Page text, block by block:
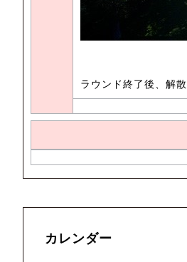
ラウンド終了後、解散
カレンダー